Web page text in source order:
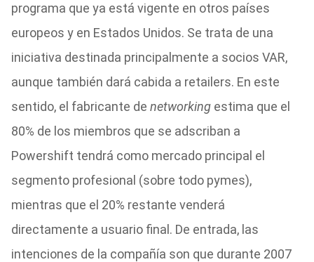
programa que ya está vigente en otros países
europeos y en Estados Unidos. Se trata de una
iniciativa destinada principalmente a socios VAR,
aunque también dará cabida a retailers. En este
sentido, el fabricante de networkingestima que el
80% de los miembros que se adscriban a
Powershift tendrá como mercado principal el
segmento profesional (sobre todo pymes),
mientras que el 20% restante venderá
directamente a usuario final. De entrada, las
intenciones de la compañía son que durante 2007